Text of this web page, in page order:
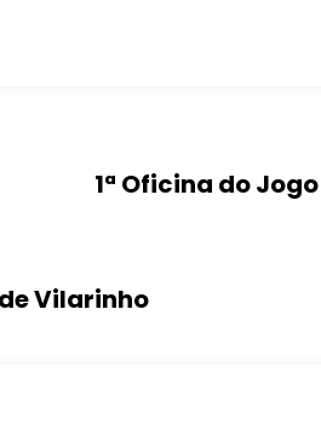
1ª Oficina do
Vilarinho